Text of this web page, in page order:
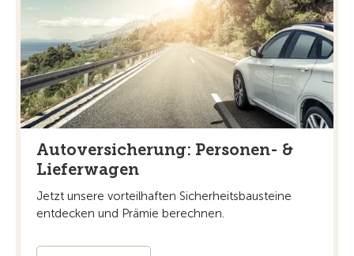
Autoversicherung: Personen- &
Lieferwagen
Jetzt unsere vorteilhaften Sicherheitsbausteine
entdecken und Prämie berechnen.